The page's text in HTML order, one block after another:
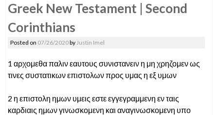
Greek New Testament | Second
Corinthians
Posted on 07/26/2020byJustin Imel
1 αρχομεθα παλιν εαυτους συνιστανειν η μη χρηζομεν ως
τινες συστατικων επιστολων προς υμας η εξ υμων
2 η επιστολη ημων υμεις εστε εγγεγραμμενη εν ταις
καρδιαις ημων γινωσκομενη και αναγινωσκομενη υπο